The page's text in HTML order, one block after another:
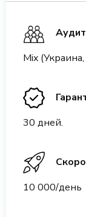
Mix
30 дней.
10 000/день